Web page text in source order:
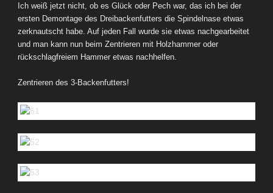
Ich weiß jetzt nicht, ob es Glück oder Pech war, das ich bei der
ersten Demontage des Dreibackenfutters die Spindelnase etwas
zerknautscht habe. Auf jeden Fall wurde sie etwas nachgearbeitet
und man kann nun beim Zentrieren mit Holzhammer oder
rückschlagfreiem Hammer etwas nachhelfen.
Zentrieren des 3-Backenfutters!